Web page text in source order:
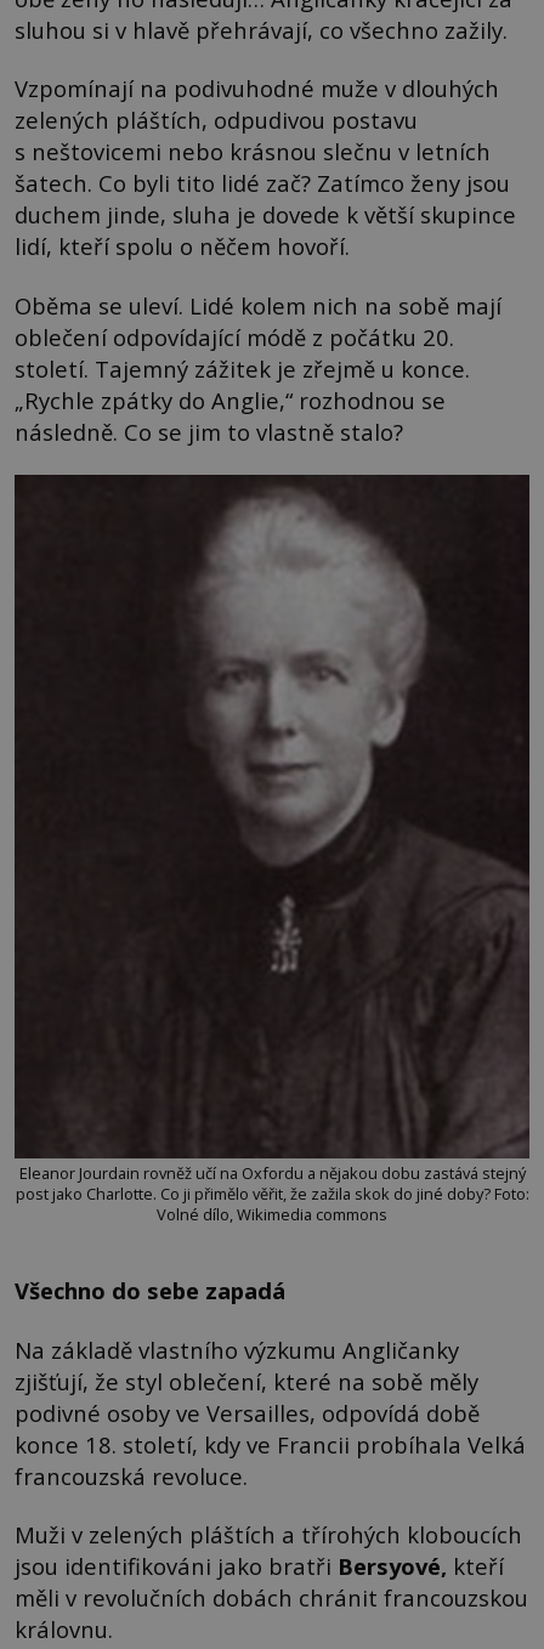
sluhou si v hlavě přehrávají, co všechno zažily.
Vzpomínají na podivuhodné muže v dlouhých
zelených pláštích, odpudivou postavu
s neštovicemi nebo krásnou slečnu v letních
šatech. Co byli tito lidé zač? Zatímco ženy jsou
duchem jinde, sluha je dovede k větší skupince
lidí, kteří spolu o něčem hovoří.
Oběma se uleví. Lidé kolem nich na sobě mají
oblečení odpovídající módě z počátku 20.
století. Tajemný zážitek je zřejmě u konce.
„Rychle zpátky do Anglie,“ rozhodnou se
následně. Co se jim to vlastně stalo?
Eleanor Jourdain rovněž učí na Oxfordu a nějakou dobu zastává stejný
post jako Charlotte. Co ji přimělo věřit, že zažila skok do jiné doby? Foto:
Volné dílo, Wikimedia commons
Všechno do sebe zapadá
Na základě vlastního výzkumu Angličanky
zjišťují, že styl oblečení, které na sobě měly
podivné osoby ve Versailles, odpovídá době
konce 18. století, kdy ve Francii probíhala Velká
francouzská revoluce.
Muži v zelených pláštích a třírohých kloboucích
jsou identifikováni jako bratři Bersyové, kteří
měli v revolučních dobách chránit francouzskou
královnu.